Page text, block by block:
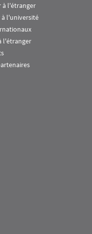
à l'étranger
l'université
l'étranger